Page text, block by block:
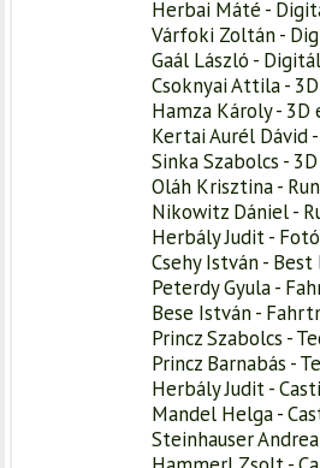
Herbai Máté -
Várfoki Zoltán -
Gaál László -
Csoknyai Attila -
Hamza Károly -
Kertai Aurél Dávid
Sinka Szabolcs -
Oláh Krisztina -
Nikowitz Dániel -
Herbály Judit -
Csehy István - Best
Peterdy Gyula -
Bese István -
Princz Szabolcs -
Princz Barnabás -
Herbály Judit -
Mandel Helga -
Steinhauser